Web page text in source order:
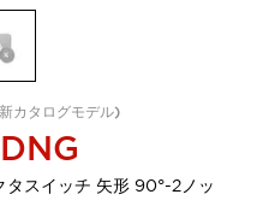
カタログモデル)
スイッチ 矢形 90°-2ノッ